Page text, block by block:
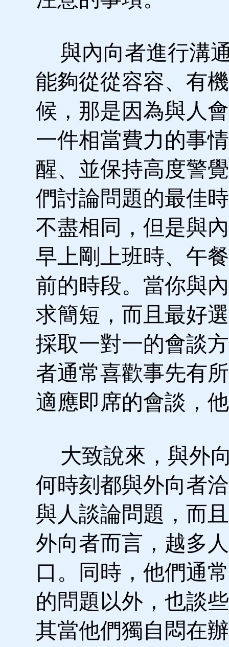
與內向者進行溝
能夠從從容容、有
候，那是因為與人
一件相當費力的事
醒、並保持高度警
們討論問題的最佳
不盡相同，但是與
早上剛上班時、午
前的時段。當你與
求簡短，而且最好
採取一對一的會談
者通常喜歡事先有
適應即席的會談，
大致說來，與外
何時刻都與外向者
與人談論問題，而
外向者而言，越多
口。同時，他們通
的問題以外，也談
其當他們獨自悶在